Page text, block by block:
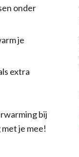
onder
je
extra
bij
je mee!